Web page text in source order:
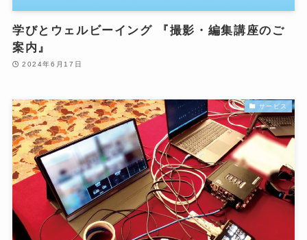
学びとウェルビーイング 『撮影・編集講座のご
案内』
2024年6月17日
サービス